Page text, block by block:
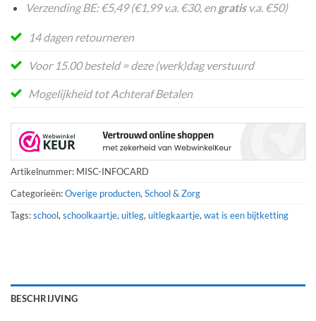
Verzending BE: €5,49 (€1,99 v.a. €30, engratisv.a. €50)
14 dagen retourneren
Voor 15.00 besteld = deze (werk)dag verstuurd
Mogelijkheid tot Achteraf Betalen
Artikelnummer: MISC-INFOCARD
Categorieën:Overige producten,School & Zorg
Tags:school,schoolkaartje,uitleg,uitlegkaartje,wat is een bijtketting
BESCHRIJVING